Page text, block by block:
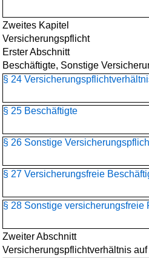
Zweites Kapitel
Versicherungspflicht
Erster Abschnitt
Beschäftigte, Sonstige
§ 24
§ 25 Beschäftigte
§ 26 Sonstige
§ 27 Versicherungsfreie
§ 28 Sonstige versicherungsfreie
Zweiter Abschnitt
Versicherungspflichtverhältnis auf